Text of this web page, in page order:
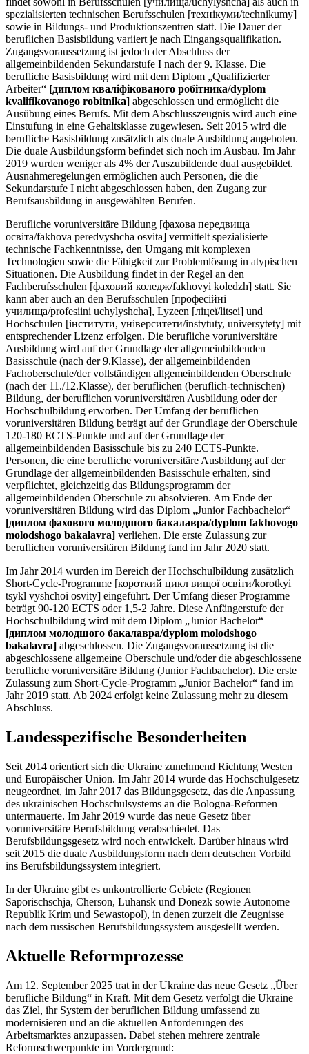
spezialisierten technischen Berufsschulen [технікуми/technikumy]
sowie in Bildungs- und Produktionszentren statt. Die Dauer der
beruflichen Basisbildung variiert je nach Eingangsqualifikation.
Zugangsvoraussetzung ist jedoch der Abschluss der
allgemeinbildenden Sekundarstufe I nach der 9. Klasse. Die
berufliche Basisbildung wird mit dem Diplom „Qualifizierter
Arbeiter“ [диплом кваліфікованого робітника/dyplom
kvalifikovanogo robitnika] abgeschlossen und ermöglicht die
Ausübung eines Berufs. Mit dem Abschlusszeugnis wird auch eine
Einstufung in eine Gehaltsklasse zugewiesen. Seit 2015 wird die
berufliche Basisbildung zusätzlich als duale Ausbildung angeboten.
Die duale Ausbildungsform befindet sich noch im Ausbau. Im Jahr
2019 wurden weniger als 4% der Auszubildende dual ausgebildet.
Ausnahmeregelungen ermöglichen auch Personen, die die
Sekundarstufe I nicht abgeschlossen haben, den Zugang zur
Berufsausbildung in ausgewählten Berufen.
Berufliche voruniversitäre Bildung [фахова передвища
освіта/fakhova peredvyshcha osvita] vermittelt spezialisierte
technische Fachkenntnisse, den Umgang mit komplexen
Technologien sowie die Fähigkeit zur Problemlösung in atypischen
Situationen. Die Ausbildung findet in der Regel an den
Fachberufsschulen [фаховий коледж/fakhovyi koledzh] statt. Sie
kann aber auch an den Berufsschulen [професійні
училища/profesiini uchylyshcha], Lyzeen [ліцеї/litsei] und
Hochschulen [інститути, університети/instytuty, universytety] mit
entsprechender Lizenz erfolgen. Die berufliche voruniversitäre
Ausbildung wird auf der Grundlage der allgemeinbildenden
Basisschule (nach der 9.Klasse), der allgemeinbildenden
Fachoberschule/der vollständigen allgemeinbildenden Oberschule
(nach der 11./12.Klasse), der beruflichen (beruflich-technischen)
Bildung, der beruflichen voruniversitären Ausbildung oder der
Hochschulbildung erworben. Der Umfang der beruflichen
voruniversitären Bildung beträgt auf der Grundlage der Oberschule
120-180 ECTS-Punkte und auf der Grundlage der
allgemeinbildenden Basisschule bis zu 240 ECTS-Punkte.
Personen, die eine berufliche voruniversitäre Ausbildung auf der
Grundlage der allgemeinbildenden Basisschule erhalten, sind
verpflichtet, gleichzeitig das Bildungsprogramm der
allgemeinbildenden Oberschule zu absolvieren. Am Ende der
voruniversitären Bildung wird das Diplom „Junior Fachbachelor“
[диплом фахового молодшого бакалавра/dyplom fakhovogo
molodshogo bakalavra] verliehen. Die erste Zulassung zur
beruflichen voruniversitären Bildung fand im Jahr 2020 statt.
Im Jahr 2014 wurden im Bereich der Hochschulbildung zusätzlich
Short-Cycle-Programme [короткий цикл вищої освіти/korotkyi
tsykl vyshchoi osvity] eingeführt. Der Umfang dieser Programme
beträgt 90-120 ECTS oder 1,5-2 Jahre. Diese Anfängerstufe der
Hochschulbildung wird mit dem Diplom „Junior Bachelor“
[диплом молодшого бакалавра/dyplom molodshogo
bakalavra] abgeschlossen. Die Zugangsvoraussetzung ist die
abgeschlossene allgemeine Oberschule und/oder die abgeschlossene
berufliche voruniversitäre Bildung (Junior Fachbachelor). Die erste
Zulassung zum Short-Cycle-Programm „Junior Bachelor“ fand im
Jahr 2019 statt. Ab 2024 erfolgt keine Zulassung mehr zu diesem
Abschluss.
Landesspezifische Besonderheiten
Seit 2014 orientiert sich die Ukraine zunehmend Richtung Westen
und Europäischer Union. Im Jahr 2014 wurde das Hochschulgesetz
neugeordnet, im Jahr 2017 das Bildungsgesetz, das die Anpassung
des ukrainischen Hochschulsystems an die Bologna-Reformen
untermauerte. Im Jahr 2019 wurde das neue Gesetz über
voruniversitäre Berufsbildung verabschiedet. Das
Berufsbildungsgesetz wird noch entwickelt. Darüber hinaus wird
seit 2015 die duale Ausbildungsform nach dem deutschen Vorbild
ins Berufsbildungssystem integriert.
In der Ukraine gibt es unkontrollierte Gebiete (Regionen
Saporischschja, Cherson, Luhansk und Donezk sowie Autonome
Republik Krim und Sewastopol), in denen zurzeit die Zeugnisse
nach dem russischen Berufsbildungssystem ausgestellt werden.
Aktuelle Reformprozesse
Am 12. September 2025 trat in der Ukraine das neue Gesetz „Über
berufliche Bildung“ in Kraft. Mit dem Gesetz verfolgt die Ukraine
das Ziel, ihr System der beruflichen Bildung umfassend zu
modernisieren und an die aktuellen Anforderungen des
Arbeitsmarktes anzupassen. Dabei stehen mehrere zentrale
Reformschwerpunkte im Vordergrund: